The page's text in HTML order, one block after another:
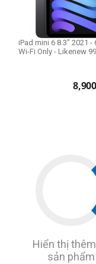
iPad mini 6 8.3" 2021 -
Wi-Fi Only - Likenew
Hiển thị
sản phẩm